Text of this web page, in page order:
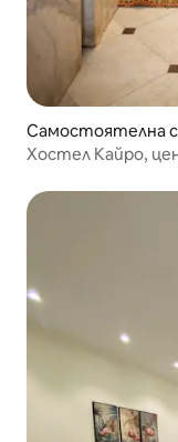
Самостоятелна
Хостел Кайро,